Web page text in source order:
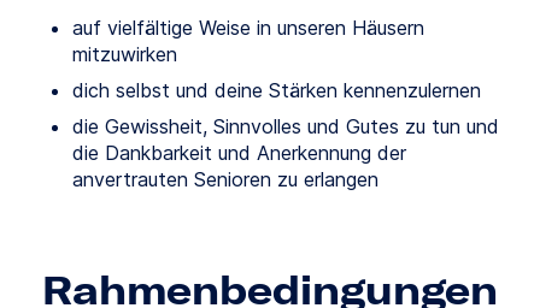
auf vielfältige Weise in unseren Häusern
mitzuwirken
dich selbst und deine Stärken kennenzulernen
die Gewissheit, Sinnvolles und Gutes zu tun und
die Dankbarkeit und Anerkennung der
anvertrauten Senioren zu erlangen
Rahmenbedingungen